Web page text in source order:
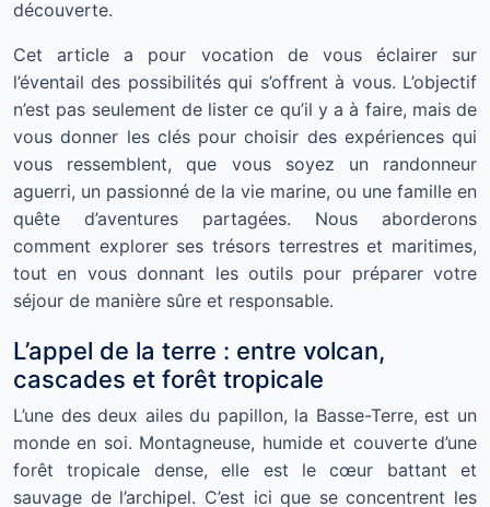
découverte.
Cet article a pour vocation de vous éclairer sur
l’éventail des possibilités qui s’offrent à vous. L’objectif
n’est pas seulement de lister ce qu’il y a à faire, mais de
vous donner les clés pour choisir des expériences qui
vous ressemblent, que vous soyez un randonneur
aguerri, un passionné de la vie marine, ou une famille en
quête d’aventures partagées. Nous aborderons
comment explorer ses trésors terrestres et maritimes,
tout en vous donnant les outils pour préparer votre
séjour de manière sûre et responsable.
L’appel de la terre : entre volcan,
cascades et forêt tropicale
L’une des deux ailes du papillon, la Basse-Terre, est un
monde en soi. Montagneuse, humide et couverte d’une
forêt tropicale dense, elle est le cœur battant et
sauvage de l’archipel. C’est ici que se concentrent les